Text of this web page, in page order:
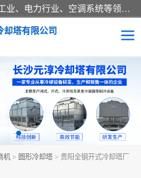
冷却塔广泛应用于工业、电力行业、空调系统等领域。在电力行业中，用于冷却发电机组的循环水；在工业生产中，如化工、冶金等行业，可降低生产过程中产生的热量；在空调系统中，为空调设备提供冷却水源
却塔有限公司
机 > 圆形冷却塔 > 贵阳全钢开式冷却塔厂
圆形冷却塔
水箱
水泵